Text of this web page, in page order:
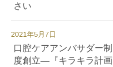
さい
2021年5月7日
口腔ケアアンバサダー制
度創立―『キラキラ計画